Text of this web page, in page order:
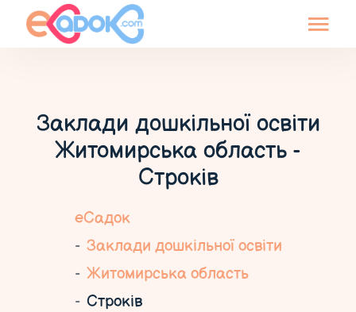
Заклади дошкільної освіти
Житомирська область -
Строків
еСадок
Заклади дошкільної освіти
Житомирська область
Строків